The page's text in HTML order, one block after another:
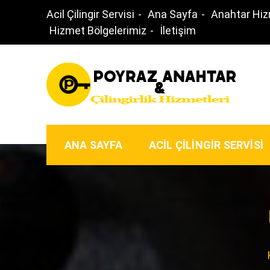
Acil Çilingir Servisi Ana Sayfa
Anahtar
Hizmet Bölgelerimiz
İletişim
Gece Açık Çilingir –
ANA SAYFA ACIL ÇILINGIR SERVISI